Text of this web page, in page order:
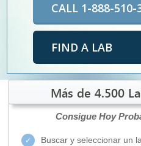
CALL 1-888-510-
FIND A LAB
Más de 4.500
Consigue Hoy
Buscar y seleccionar un